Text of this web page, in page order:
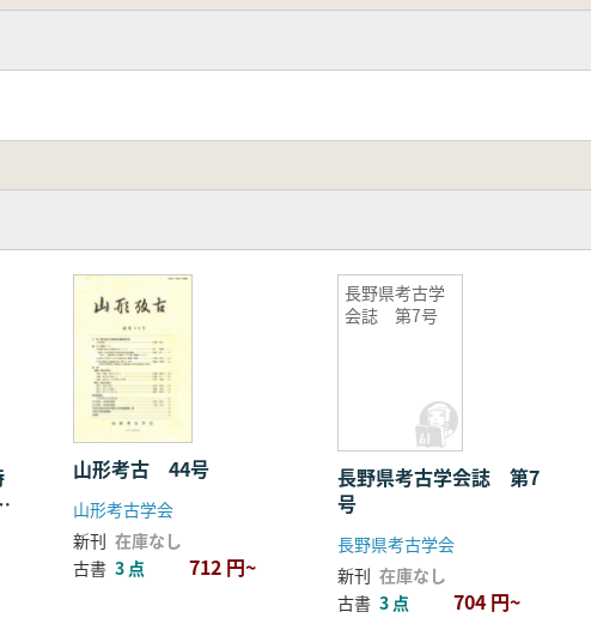
ける歴史遺産一博物館による地域活性化とその影響
に向けて 桜井市纒向学研究センターが目指すもの
垣の解体修理と調査
の庭園 整備と活用の展望
と課題
の保存と整備活用 国指定を契機によみがえった地域の誇りと希望
コンソーシアムの活動
遺産インベントリーづくり」の目指すところ
化財指定庭園保護協議会
等の整備について
ピン・コルデイリェーラの棚田群」と持続可能な生活
源平伝説・ケンムン伝説
山形考古 44号
山形考古学会
新刊 在庫なし
古書 3 点 712 円~
長野県考古学
会誌 第7号
長野県考古学会誌 第7
号
長野県考古学会
新刊 在庫なし
古書 3 点 704 円~